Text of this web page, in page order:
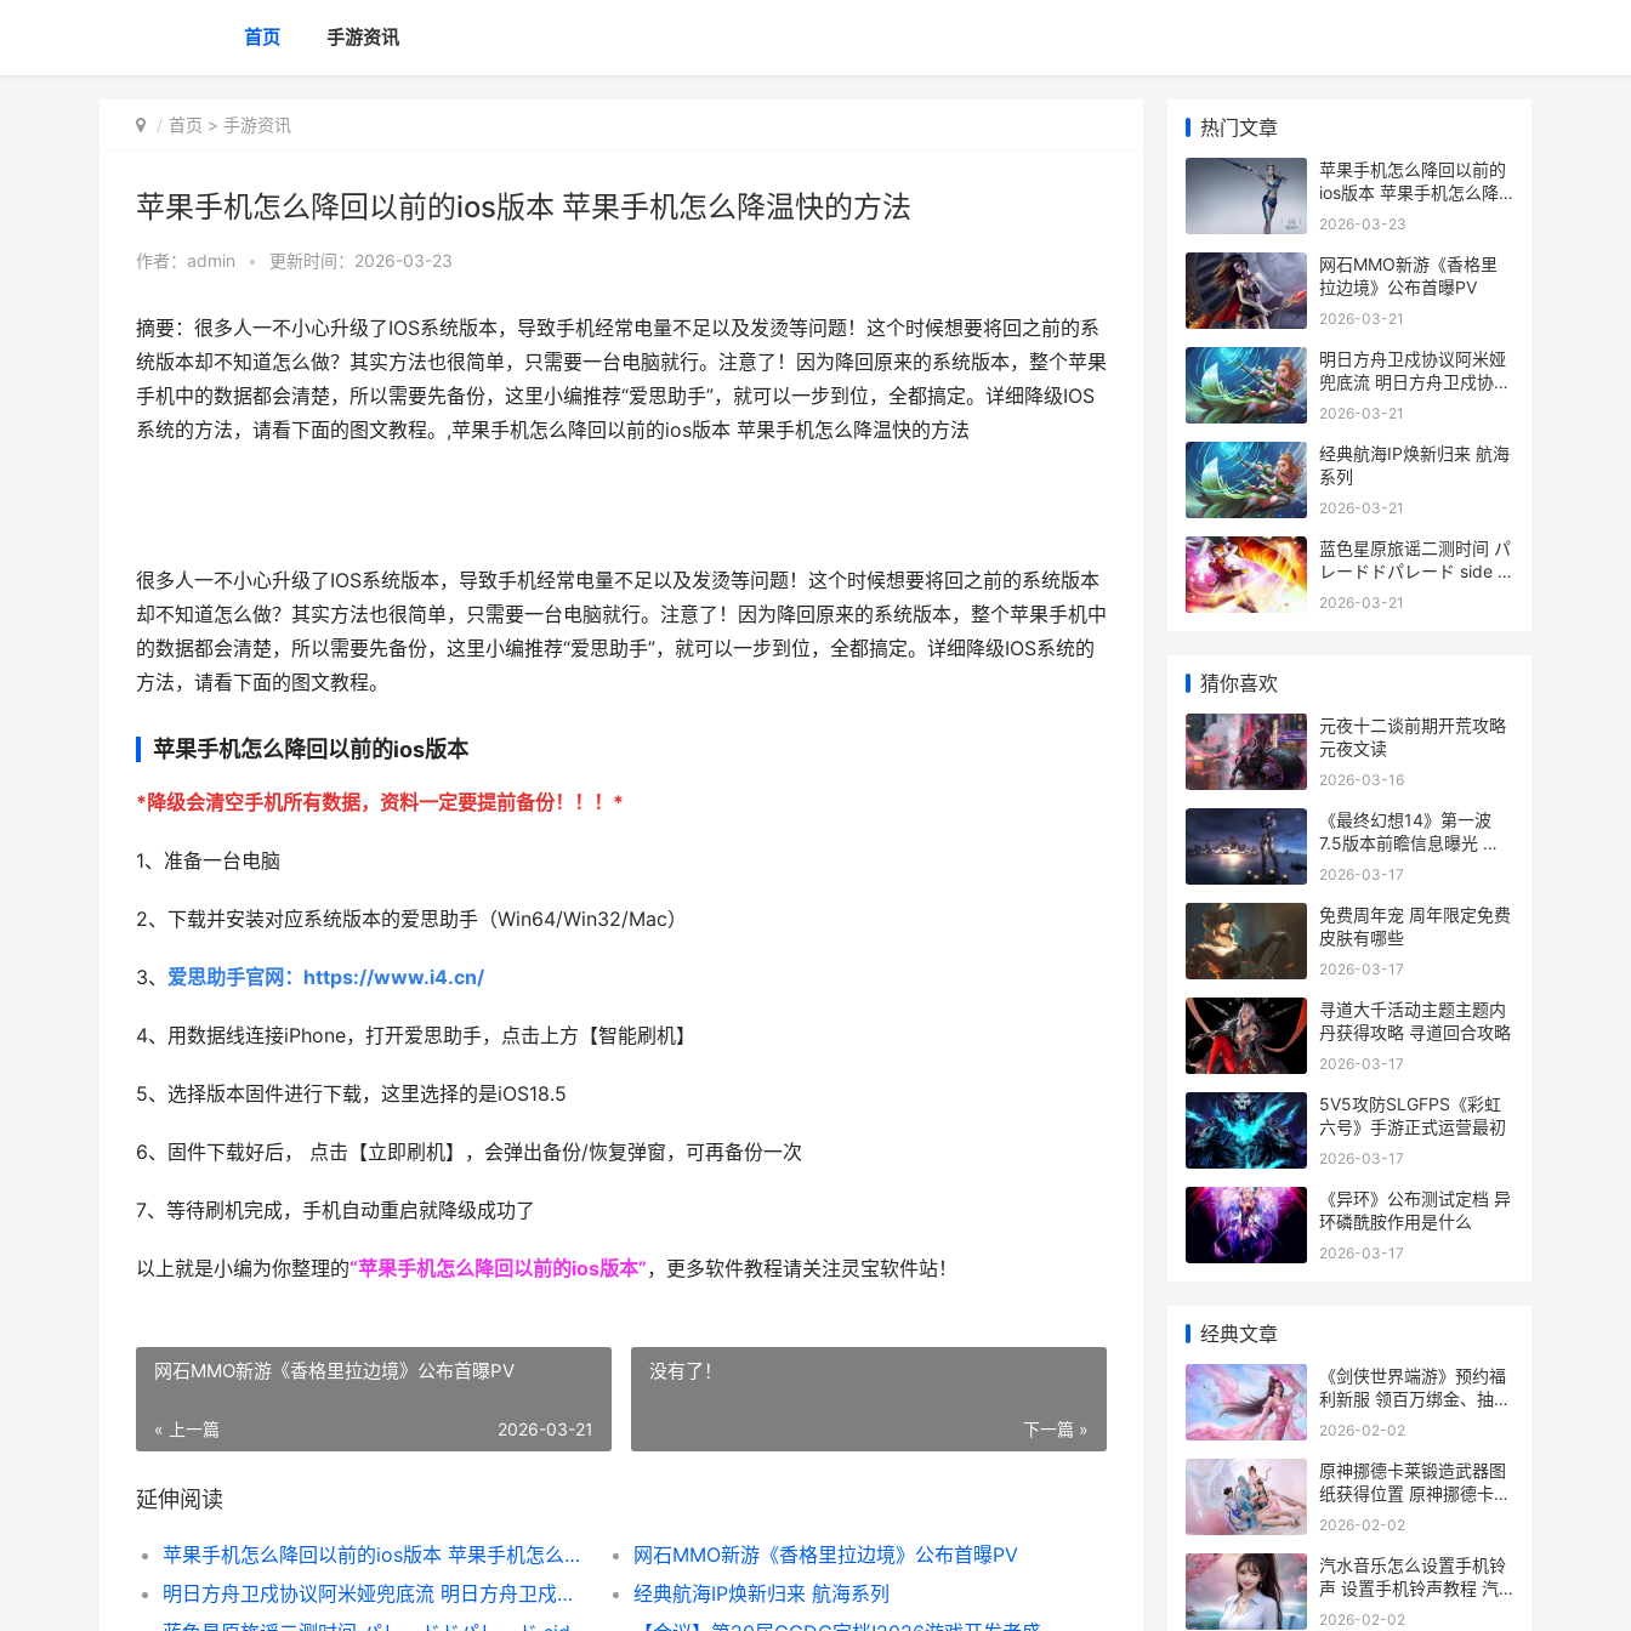
首页 手游资讯
首页 > 手游资讯
苹果手机怎么降回以前的ios版本 苹果手机怎么降温快的方法
作者： admin • 更新时间：2026-03-23
摘要：很多人一不小心升级了IOS系统版本，导致手机经常电量不足以及发烫等问题！这个时候想要将回之前的系
统版本却不知道怎么做？其实方法也很简单，只需要一台电脑就行。注意了！因为降回原来的系统版本，整个苹果
手机中的数据都会清楚，所以需要先备份，这里小编推荐“爱思助手”，就可以一步到位，全都搞定。详细降级IOS
系统的方法，请看下面的图文教程。,苹果手机怎么降回以前的ios版本 苹果手机怎么降温快的方法
很多人一不小心升级了IOS系统版本，导致手机经常电量不足以及发烫等问题！这个时候想要将回之前的系统版本
却不知道怎么做？其实方法也很简单，只需要一台电脑就行。注意了！因为降回原来的系统版本，整个苹果手机中
的数据都会清楚，所以需要先备份，这里小编推荐“爱思助手”，就可以一步到位，全都搞定。详细降级IOS系统的
方法，请看下面的图文教程。
苹果手机怎么降回以前的ios版本
*降级会清空手机所有数据，资料一定要提前备份！！！*
1、准备一台电脑
2、下载并安装对应系统版本的爱思助手（Win64/Win32/Mac）
3、 爱思助手官网：https://www.i4.cn/
4、用数据线连接iPhone，打开爱思助手，点击上方【智能刷机】
5、选择版本固件进行下载，这里选择的是iOS18.5
6、固件下载好后， 点击【立即刷机】，会弹出备份/恢复弹窗，可再备份一次
7、等待刷机完成，手机自动重启就降级成功了
以上就是小编为你整理的“苹果手机怎么降回以前的ios版本”，更多软件教程请关注灵宝软件站！
网石MMO新游《香格里拉边境》公布首曝PV
« 上一篇 2026-03-21
没有了！
下一篇 »
延伸阅读
苹果手机怎么降回以前的ios版本 苹果手机怎么降温快的方法
网石MMO新游《香格里拉边境》公布首曝PV
明日方舟卫戍协议阿米娅兜底流 明日方舟卫戍协议什么时候开启
经典航海IP焕新归来 航海系列
热门文章
苹果手机怎么降回以前的
ios版本 苹果手机怎么降
温快的方法
2026-03-23
网石MMO新游《香格里
拉边境》公布首曝PV
2026-03-21
明日方舟卫戍协议阿米娅
兜底流 明日方舟卫戍协议
什么时候开启
2026-03-21
经典航海IP焕新归来 航海
系列
2026-03-21
蓝色星原旅谣二测时间 パ
レードドパレード side a
蓝色星梦
2026-03-21
猜你喜欢
元夜十二谈前期开荒攻略
元夜文读
2026-03-16
《最终幻想14》第一波
7.5版本前瞻信息曝光 最
终幻想14中文wiki
2026-03-17
免费周年宠 周年限定免费
皮肤有哪些
2026-03-17
寻道大千活动主题主题内
丹获得攻略 寻道回合攻略
2026-03-17
5V5攻防SLGFPS《彩虹
六号》手游正式运营最初
2026-03-17
《异环》公布测试定档 异
环磷酰胺作用是什么
2026-03-17
经典文章
《剑侠世界端游》预约福
利新服 领百万绑金、抽黄
金麻将 剑侠世界pc
2026-02-02
原神挪德卡莱锻造武器图
纸获得位置 原神挪德卡莱
锻造武器怎么获得
2026-02-02
汽水音乐怎么设置手机铃
声 设置手机铃声教程 汽
水音乐怎么设置桌面歌词
2026-02-02